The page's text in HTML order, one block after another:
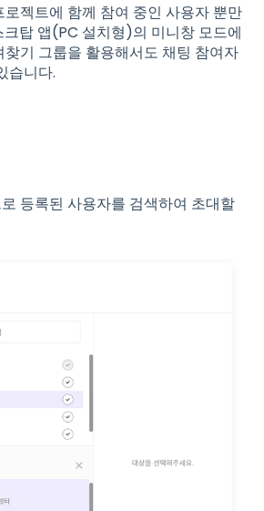
젝트에 함께 참여 중인 사용자 뿐만
크탑 앱(PC 설치형)의 미니창 모드에
기 그룹을 활용해서도 채팅 참여자
습니다.
등록된 사용자를 검색하여 초대할